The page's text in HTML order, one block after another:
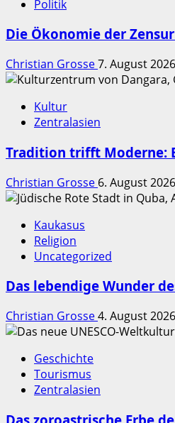
Politik
Die Ökonomie der
Christian Grosse7. August 2026
Kultur
Zentralasien
Tradition trifft Moderne:
Christian Grosse 6. August 2026
Kaukasus
Religion
Uncategorized
Das lebendige Wunder
Christian Grosse4. August 2026
Geschichte
Tourismus
Zentralasien